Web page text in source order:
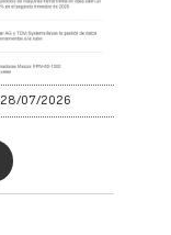
28/07/2026